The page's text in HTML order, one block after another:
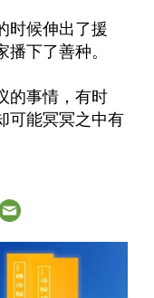
时候伸出了援
下了善种。
的事情，有时
可能冥冥之中有